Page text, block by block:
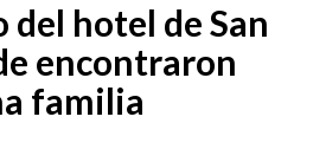
PM
7:00 PM
del hotel de San
encontraron
familia